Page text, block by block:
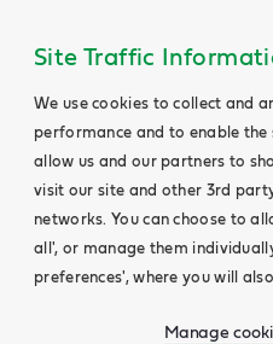
Site Traffic
We use cookies to collect and
performance and to enable
allow us and our partners to
visit our site and other 3rd
networks. You can choose to
all', or manage them
preferences', where you will
Manage